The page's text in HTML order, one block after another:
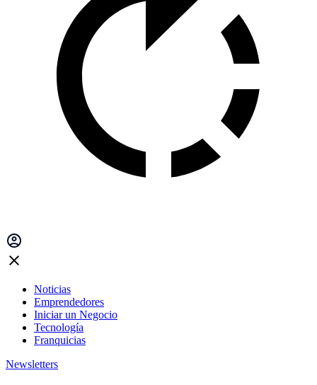
Noticias
Emprendedores
Iniciar un Negocio
Tecnología
Franquicias
Newsletters